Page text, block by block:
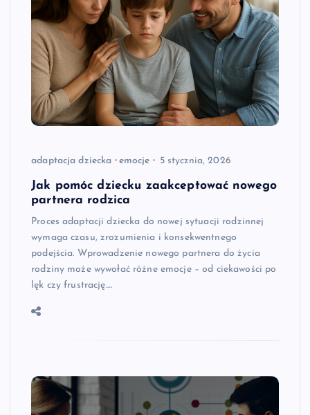
adaptacja dziecka emocje 5 stycznia, 2026
Jak pomóc dziecku zaakceptować nowego
partnera rodzica
Proces adaptacji dziecka do nowej sytuacji rodzinnej
wymaga czasu, zrozumienia i konsekwentnego
podejścia. Wprowadzenie nowego partnera do życia
rodziny może wywołać różne emocje – od ciekawości po
lęk czy frustrację.…